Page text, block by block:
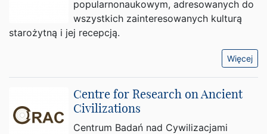
popularnonaukowym, adresowanych do
wszystkich zainteresowanych kulturą
starożytną i jej recepcją.
Więcej
Centre for Research on Ancient
Civilizations
Centrum Badań nad Cywilizacjami